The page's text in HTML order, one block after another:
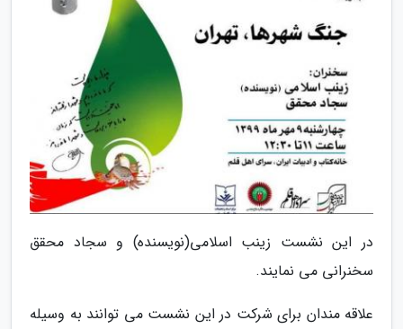
در این نشست زینب اسلامی(نویسنده) و سجاد محقق
سخنرانی می نمایند.
علاقه مندان برای شرکت در این نشست می توانند به وسیله